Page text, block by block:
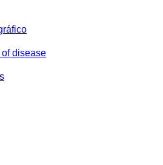
disease